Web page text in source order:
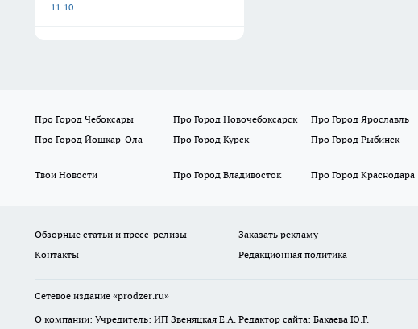
11:10
Про Город Чебоксары Про Город Новочебоксарск Про Город Ярославль
Про Город Йошкар-Ола
Про Город Курск Про Город Рыбинск
Твои Новости
Про Город Владивосток Про Город Краснодара
Обзорные статьи и пресс-релизы Заказать рекламу
Контакты
Редакционная политика
Сетевое издание «prodzer.ru»
О компании: Учредитель: ИП Звеняцкая Е.А. Редактор сайта: Бакаева Ю.Г.